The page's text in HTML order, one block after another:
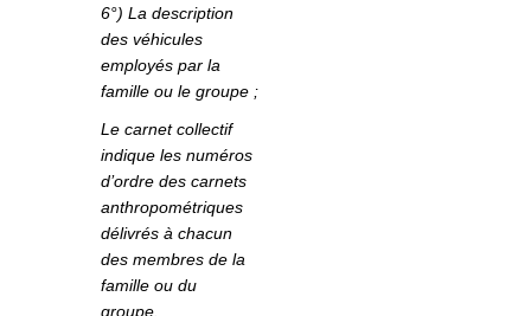
6°) La description
des véhicules
employés par la
famille ou le groupe ;
Le carnet collectif
indique les numéros
d’ordre des carnets
anthropométriques
délivrés à chacun
des membres de la
famille ou du
groupe.